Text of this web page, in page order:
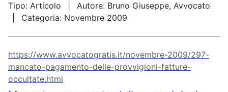
Tipo: Articolo Autore: Bruno Giuseppe, Avvocato
Categoria: Novembre 2009
https://www.avvocatogratis.it/novembre-2009/297-
mancato-pagamento-delle-provvigioni-fatture-
occultate.html